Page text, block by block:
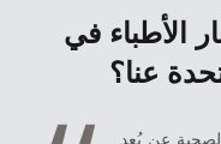
الأطباء في
عنا؟
عن بُعد